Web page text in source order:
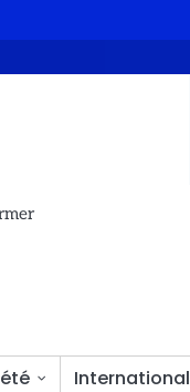
International